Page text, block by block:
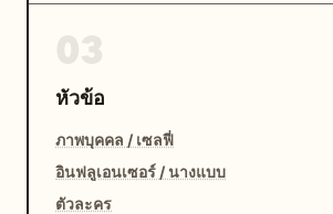
หัวข้อ
ภาพบุคคล / เซลฟี่
อินฟลูเอนเซอร์ / นางแบบ
ตัวละคร